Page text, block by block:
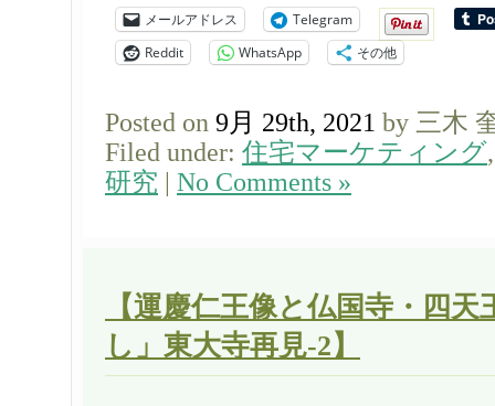
メールアドレス
Telegram
Reddit
WhatsApp その他
Posted on 9月 29th, 2021 by 三木
Filed under: 住宅マーケティング
研究 | No Comments »
【運慶仁王像と仏国寺・四
し」東大寺再見-2】